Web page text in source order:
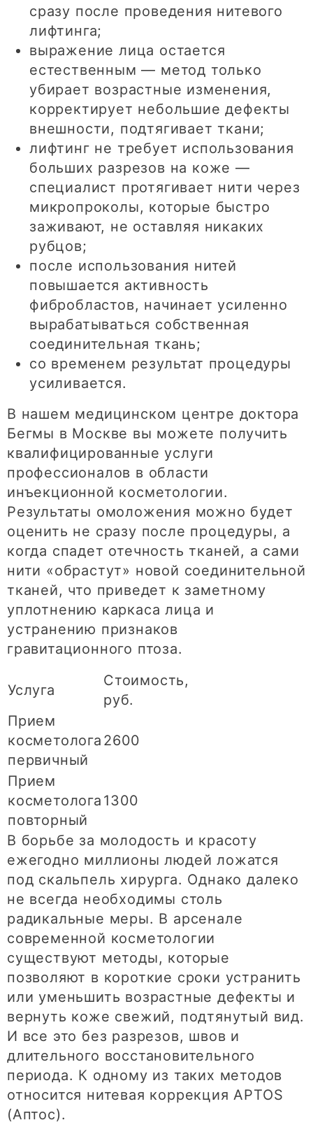
сразу после проведения нитевого
лифтинга;
выражение лица остается
естественным — метод только
убирает возрастные изменения,
корректирует небольшие дефекты
внешности, подтягивает ткани;
лифтинг не требует использования
больших разрезов на коже —
специалист протягивает нити через
микропроколы, которые быстро
заживают, не оставляя никаких
рубцов;
после использования нитей
повышается активность
фибробластов, начинает усиленно
вырабатываться собственная
соединительная ткань;
со временем результат процедуры
усиливается.
В нашем медицинском центре доктора
Бегмы в Москве вы можете получить
квалифицированные услуги
профессионалов в области
инъекционной косметологии.
Результаты омоложения можно будет
оценить не сразу после процедуры, а
когда спадет отечность тканей, а сами
нити «обрастут» новой соединительной
тканей, что приведет к заметному
уплотнению каркаса лица и
устранению признаков
гравитационного птоза.
Услуга
Стоимость,
руб.
Прием
косметолога
первичный
2600
Прием
косметолога
повторный
1300
В борьбе за молодость и красоту
ежегодно миллионы людей ложатся
под скальпель хирурга. Однако далеко
не всегда необходимы столь
радикальные меры. В арсенале
современной косметологии
существуют методы, которые
позволяют в короткие сроки устранить
или уменьшить возрастные дефекты и
вернуть коже свежий, подтянутый вид.
И все это без разрезов, швов и
длительного восстановительного
периода. К одному из таких методов
относится нитевая коррекция APTOS
(Аптос).